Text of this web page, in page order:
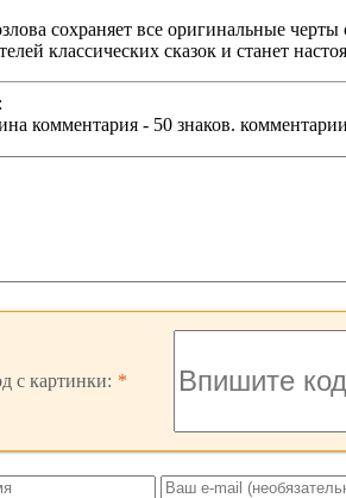
сохраняет все оригинальные
классических сказок и станет
комментария - 50 знаков.
с картинки: